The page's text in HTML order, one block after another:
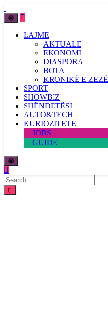
LAJME
AKTUALE
EKONOMI
DIASPORA
BOTA
KRONIKË E ZEZË
SPORT
SHOWBIZ
SHËNDETËSI
AUTO&TECH
KURIOZITETE
JOBS
GUIDE